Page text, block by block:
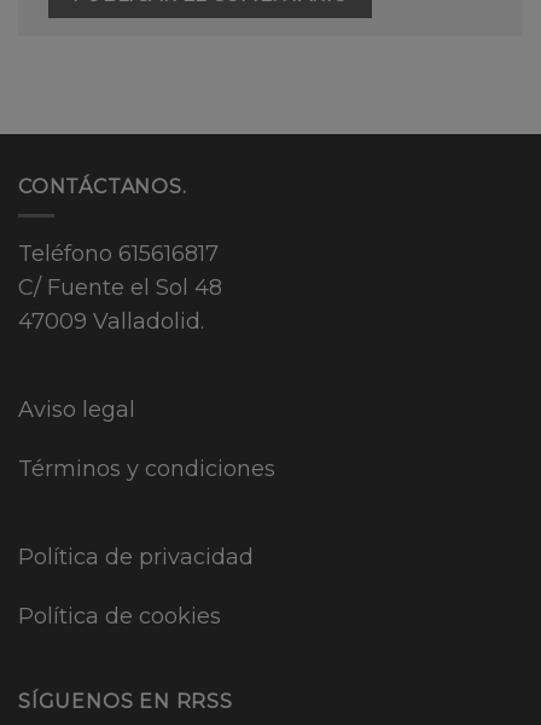
CONTÁCTANOS.
Teléfono 615616817
C/ Fuente el Sol 48
47009 Valladolid.
Aviso legal
Términos y condiciones
Política de privacidad
Política de cookies
SÍGUENOS EN RRSS